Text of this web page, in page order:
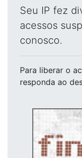
Seu IP fez
acessos
conosco.
Para liberar o
responda ao